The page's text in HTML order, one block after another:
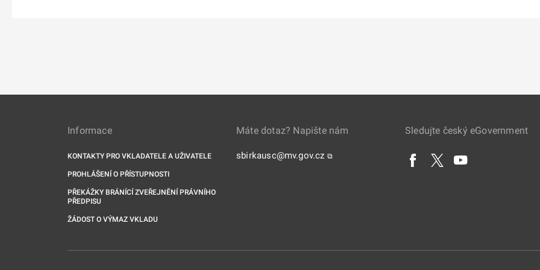
Informace
KONTAKTY PRO VKLADATELE A UŽIVATELE
PROHLÁŠENÍ O PŘÍSTUPNOSTI
PŘEKÁŽKY BRÁNÍCÍ ZVEŘEJNĚNÍ PRÁVNÍHO
PŘEDPISU
ŽÁDOST O VÝMAZ VKLADU
Máte dotaz? Napište nám
sbirkausc@mv.gov.cz ⧉
Sledujte český eGovernment